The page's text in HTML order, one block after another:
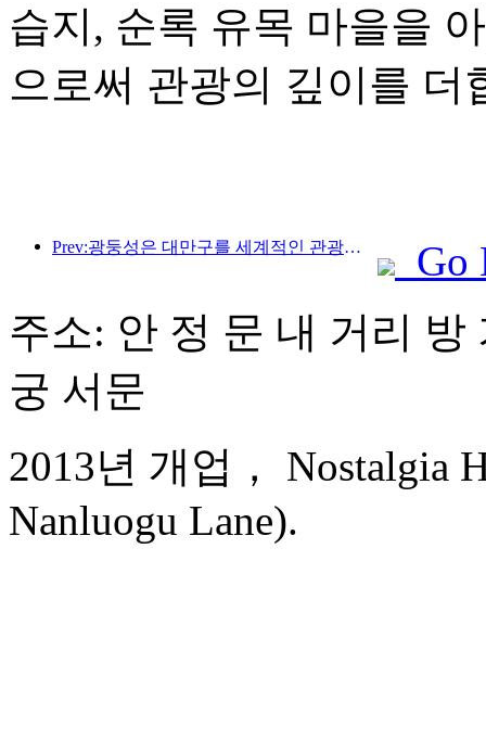
습지, 순록 유목 마을을
으로써 관광의 깊이를 더
Prev:광둥성은 대만구를 세계적인 관광지로 만들기 위한 서비스 산업 역량 확충 계획을 발표했습니다.
Go
주소: 안 정 문 내 거리 방
궁 서문
2013년 개업， Nostalgia
Nanluogu Lane).